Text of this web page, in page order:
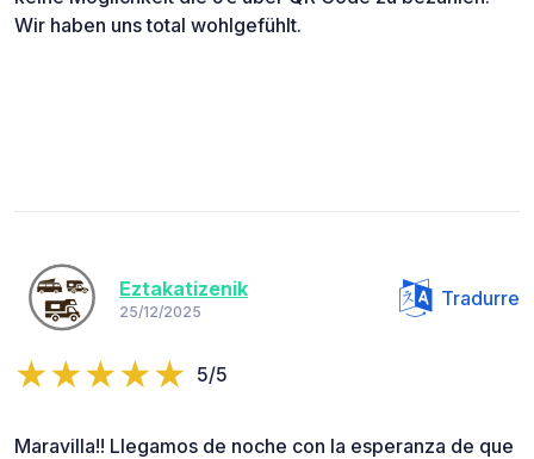
Wir haben uns total wohlgefühlt.
Eztakatizenik
25/12/2025
Tradurre
5/5
Maravilla!! Llegamos de noche con la esperanza de que